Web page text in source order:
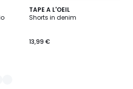
TAPE A L'OEIL
Shorts in denim
13,99 €